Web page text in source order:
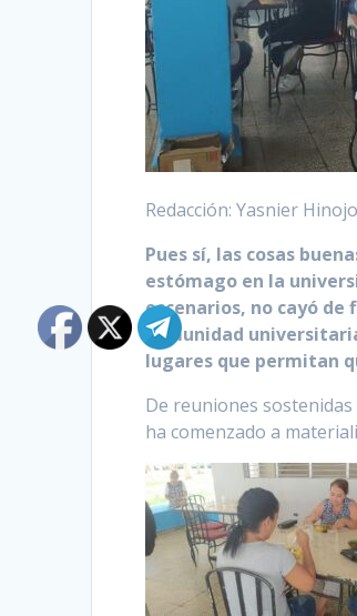
Redacción: Yasnier
Pues sí, las cosas
estómago en la
escenarios, no cayó
comunidad
lugares que permitan
De reuniones
ha comenzado a